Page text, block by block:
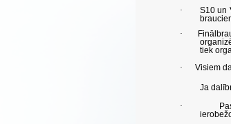
·
S10 un
·
tiek
·
Visiem
Ja
·